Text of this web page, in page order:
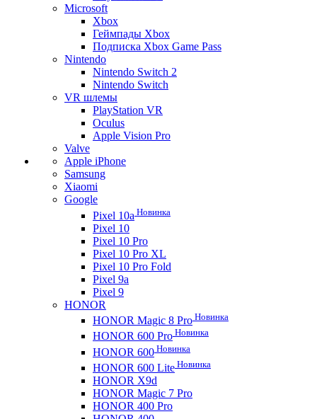
Microsoft
Xbox
Геймпады Xbox
Подписка Xbox Game Pass
Nintendo
Nintendo Switch 2
Nintendo Switch
VR шлемы
PlayStation VR
Oculus
Apple Vision Pro
Valve
Apple iPhone
Samsung
Xiaomi
Google
Pixel 10a Новинка
Pixel 10
Pixel 10 Pro
Pixel 10 Pro XL
Pixel 10 Pro Fold
Pixel 9a
Pixel 9
HONOR
HONOR Magic 8 Pro Новинка
HONOR 600 Pro Новинка
HONOR 600 Новинка
HONOR 600 Lite Новинка
HONOR X9d
HONOR Magic 7 Pro
HONOR 400 Pro